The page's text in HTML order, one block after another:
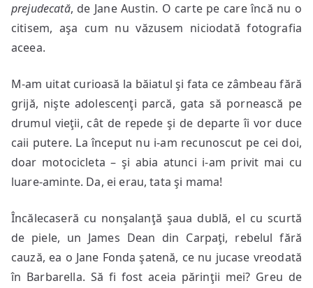
prejudecată, de Jane Austin. O carte pe care încă nu o
citisem, aşa cum nu văzusem niciodată fotografia
aceea.
M-am uitat curioasă la băiatul şi fata ce zâmbeau fără
grijă, nişte adolescenţi parcă, gata să pornească pe
drumul vieţii, cât de repede şi de departe îi vor duce
caii putere. La început nu i-am recunoscut pe cei doi,
doar motocicleta – şi abia atunci i-am privit mai cu
luare-aminte. Da, ei erau, tata şi mama!
Încălecaseră cu nonşalanţă şaua dublă, el cu scurtă
de piele, un James Dean din Carpaţi, rebelul fără
cauză, ea o Jane Fonda şatenă, ce nu jucase vreodată
în Barbarella. Să fi fost aceia părinţii mei? Greu de